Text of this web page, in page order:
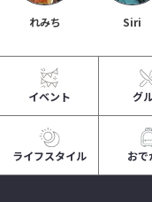
れみち Siri
イベント グ
ライフスタイル おで